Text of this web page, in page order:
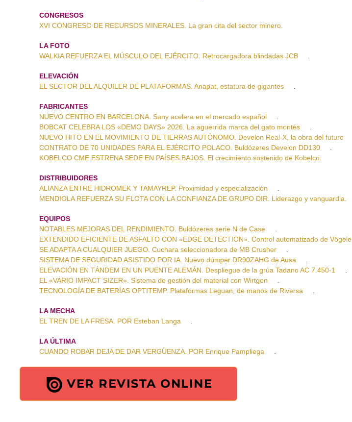
CONGRESOS
XVI CONGRESO DE RECURSOS MINERALES. La gran cita del sector minero.
LA FOTO
WALKIA REFUERZA EL MÚSCULO DEL EJÉRCITO. Retrocargadora blindadas JCB
.
ELEVACIÓN
EL SECTOR DEL ALQUILER DE PLATAFORMAS. Anapat, estatura de gigantes
.
FABRICANTES
NUEVO CENTRO EN BARCELONA. Sany acelera en el mercado español
.
BOBCAT CELEBRA LOS «DEMO DAYS» 2026. La aguerrida marca del gato montés
.
NUEVO HITO EN EL MOVIMIENTO DE TIERRAS AUTÓNOMO. Develon Real-X, la obra del futuro
CONTRATO DE 70 UNIDADES PARA EL EJÉRCITO POLACO. Buldózeres Develon DD130
.
KOBELCO CME ESTRENA SEDE EN PAÍSES BAJOS. El crecimiento sostenido de Kobelco.
DISTRIBUIDORES
ALIANZA ENTRE HIDROMEK Y TAMAYREP. Proximidad y especialización
.
MENDIOLA REFUERZA SU FLOTA CON LA CONFIANZA DE GRUPO DIR. Liderazgo y vanguardia.
EQUIPOS
NOTABLES MEJORAS DEL RENDIMIENTO. Buldózeres serie N de Case
.
EXTENDIDO EFICIENTE DE ASFALTO CON «EDGE DETECTION». Control automatizado de Vögele
SE ADAPTA A CUALQUIER JUEGO. Cuchara seleccionadora de MB Crusher
.
SISTEMA DE SEGURIDAD ASISTIDO POR IA. Nuevo dúmper DR90ZAHG de Ausa
.
ELEVACIÓN EN TÁNDEM EN UN PUENTE ALEMÁN. Despliegue de la grúa Tadano AC 7.450-1
.
EL «VARIO IMPACT SIZER». Sistema de gestión del material con Wirtgen
.
TECNOLOGÍA DE BATERÍAS OPTITEMP. Plataformas Leguan, de manos de Riversa
.
LA MECHA
EL TREN DE LA FRESA. POR Esteban Langa
.
LA ÚLTIMA
CUANDO ROBAR DEJA DE DAR VERGÜENZA. POR Enrique Pampliega
.
VER REVISTA ONLINE